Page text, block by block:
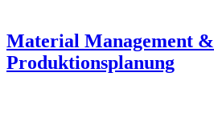
Material Management &
Produktionsplanung